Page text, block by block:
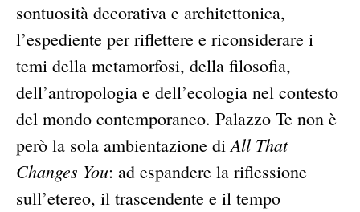
sontuosità decorativa e architettonica,
l’espediente per riflettere e riconsiderare i
temi della metamorfosi, della filosofia,
dell’antropologia e dell’ecologia nel contesto
del mondo contemporaneo. Palazzo Te non è
però la sola ambientazione diAll That
Changes You: ad espandere la riflessione
sull’etereo, il trascendente e il tempo